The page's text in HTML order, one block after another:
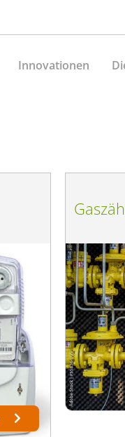
Innovationen